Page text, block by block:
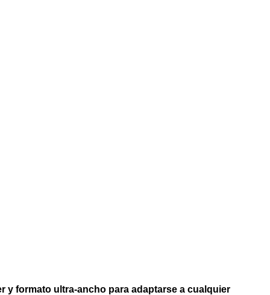
y formato ultra-ancho para adaptarse a cualquier